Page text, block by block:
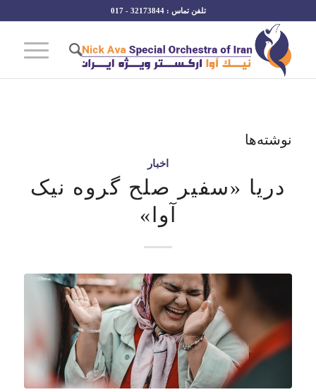
تلفن تماس : 32173844 - 017
نوشته‌ها
اخبار
دریا «سفیر صلح گروه نیک
آوا»